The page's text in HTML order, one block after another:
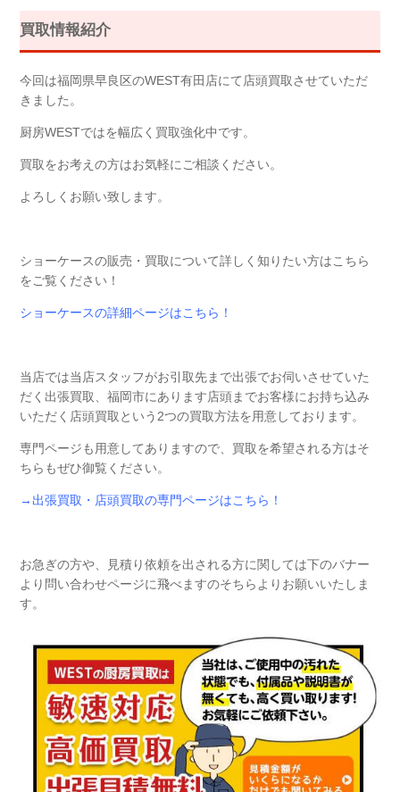
買取情報紹介
今回は福岡県早良区のWEST有田店にて店頭買取させていただ
きました。
厨房WESTではを幅広く買取強化中です。
買取をお考えの方はお気軽にご相談ください。
よろしくお願い致します。
ショーケースの販売・買取について詳しく知りたい方はこちら
をご覧ください！
ショーケースの詳細ページはこちら！
当店では当店スタッフがお引取先まで出張でお伺いさせていた
だく出張買取、福岡市にあります店頭までお客様にお持ち込み
いただく店頭買取という2つの買取方法を用意しております。
専門ページも用意してありますので、買取を希望される方はそ
ちらもぜひ御覧ください。
→出張買取・店頭買取の専門ページはこちら！
お急ぎの方や、見積り依頼を出される方に関しては下のバナー
より問い合わせページに飛べますのそちらよりお願いいたしま
す。